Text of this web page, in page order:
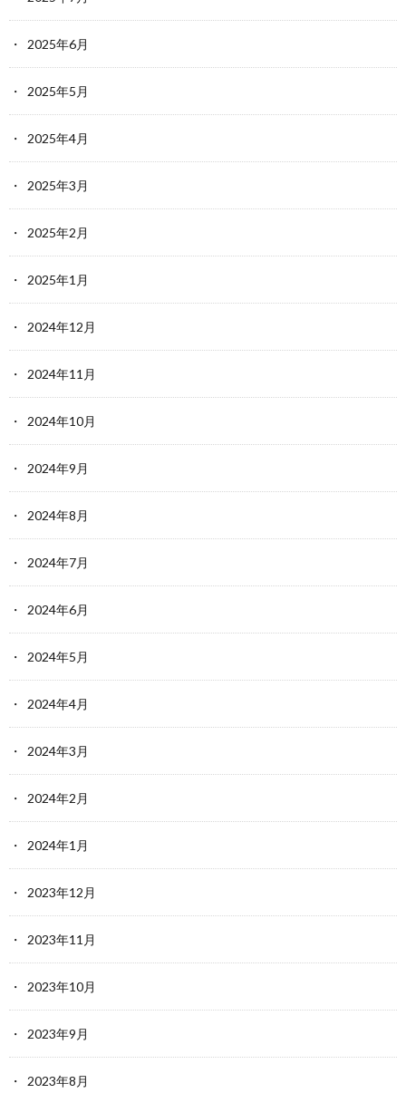
2025年6月
2025年5月
2025年4月
2025年3月
2025年2月
2025年1月
2024年12月
2024年11月
2024年10月
2024年9月
2024年8月
2024年7月
2024年6月
2024年5月
2024年4月
2024年3月
2024年2月
2024年1月
2023年12月
2023年11月
2023年10月
2023年9月
2023年8月